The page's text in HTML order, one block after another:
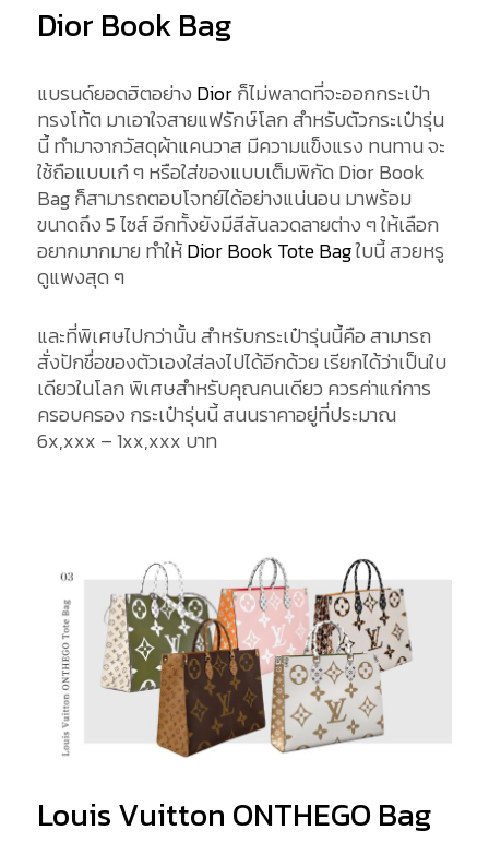
Dior Book Bag
แบรนด์ยอดฮิตอย่าง Diorก็ไม่พลาดที่จะออกกระเป๋า
ทรงโท้ต มาเอาใจสายแฟรักษ์โลก สำหรับตัวกระเป๋ารุ่น
นี้ ทำมาจากวัสดุผ้าแคนวาส มีความแข็งแรง ทนทาน จะ
ใช้ถือแบบเก๋ ๆ หรือใส่ของแบบเต็มพิกัด Dior Book
Bag ก็สามารถตอบโจทย์ได้อย่างแน่นอน มาพร้อม
ขนาดถึง 5 ไซส์ อีกทั้งยังมีสีสันลวดลายต่าง ๆ ให้เลือก
อยากมากมาย ทำให้Dior Book Tote Bagใบนี้ สวยหรู
ดูแพงสุด ๆ
และที่พิเศษไปกว่านั้น สำหรับกระเป๋ารุ่นนี้คือ สามารถ
สั่งปักชื่อของตัวเองใส่ลงไปได้อีกด้วย เรียกได้ว่าเป็นใบ
เดียวในโลก พิเศษสำหรับคุณคนเดียว ควรค่าแก่การ
ครอบครอง กระเป๋ารุ่นนี้ สนนราคาอยู่ที่ประมาณ
6x,xxx – 1xx,xxx บาท
Louis Vuitton ONTHEGO Bag